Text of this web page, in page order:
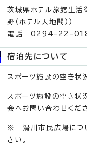
茨城県ホテル旅館生活
野（ホテル天地閣））
電話 0294-22-
宿泊先について
スポーツ施設の空き状
スポーツ施設の空き状
会へお問い合わせくださ
※ 滑川市民広場につい
さい。